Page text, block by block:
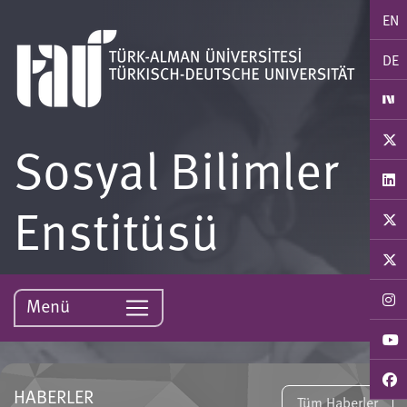
EN
DE
Sosyal Bilimler
Enstitüsü
Menü
HABERLER Tüm Haberler